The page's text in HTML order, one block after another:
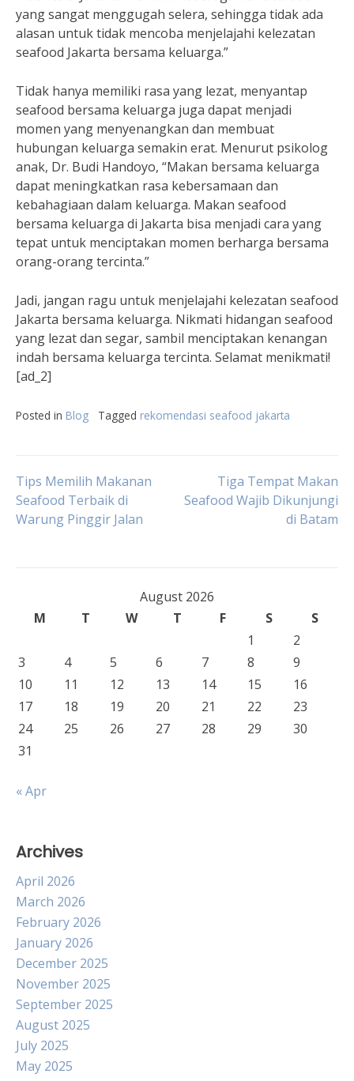
yang sangat menggugah selera, sehingga tidak ada
alasan untuk tidak mencoba menjelajahi kelezatan
seafood Jakarta bersama keluarga.”
Tidak hanya memiliki rasa yang lezat, menyantap
seafood bersama keluarga juga dapat menjadi
momen yang menyenangkan dan membuat
hubungan keluarga semakin erat. Menurut psikolog
anak, Dr. Budi Handoyo, “Makan bersama keluarga
dapat meningkatkan rasa kebersamaan dan
kebahagiaan dalam keluarga. Makan seafood
bersama keluarga di Jakarta bisa menjadi cara yang
tepat untuk menciptakan momen berharga bersama
orang-orang tercinta.”
Jadi, jangan ragu untuk menjelajahi kelezatan seafood
Jakarta bersama keluarga. Nikmati hidangan seafood
yang lezat dan segar, sambil menciptakan kenangan
indah bersama keluarga tercinta. Selamat menikmati!
[ad_2]
Posted in Blog Tagged rekomendasi seafood jakarta
Post
navigation
Tips Memilih Makanan
Seafood Terbaik di
Warung Pinggir Jalan
Tiga Tempat Makan
Seafood Wajib Dikunjungi
di Batam
August 2026
M
T W T F S
S
1
2
3
4 5 6 7 8
9
10
11 12 13 14 15
16
17
18 19 20 21 22
23
24
25 26 27 28 29
30
31
« Apr
Archives
April 2026
March 2026
February 2026
January 2026
December 2025
November 2025
September 2025
August 2025
July 2025
May 2025